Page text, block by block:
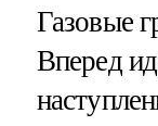
Газовые
Вперед